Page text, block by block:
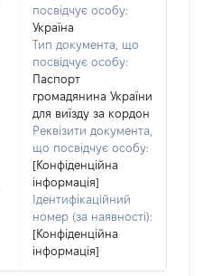
посвідчує особу:
Україна
Тип документа, що
посвідчує особу:
Паспорт
громадянина України
для виїзду за кордон
Реквізити документа,
що посвідчує особу:
[Конфіденційна
інформація]
Ідентифікаційний
номер (за наявності):
[Конфіденційна
інформація]